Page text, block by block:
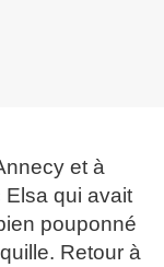
et à
Elsa qui avait
pouponné
Retour à